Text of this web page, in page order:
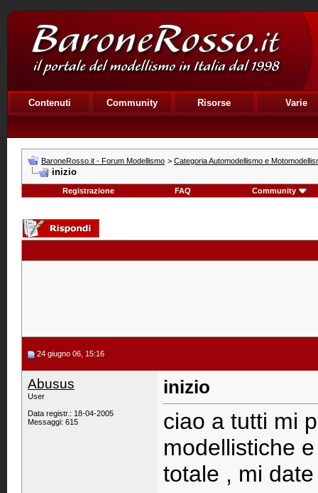
Contenuti Community Risorse Varie
BaroneRosso.it - Forum Modellismo > Categoria Automodellismo e
inizio
Registrazione FAQ Community
24 giugno 06, 15:16
Abusus
User
Data registr.: 18-04-2005
Messaggi: 615
inizio
ciao a tutti mi
modellistiche
totale , mi